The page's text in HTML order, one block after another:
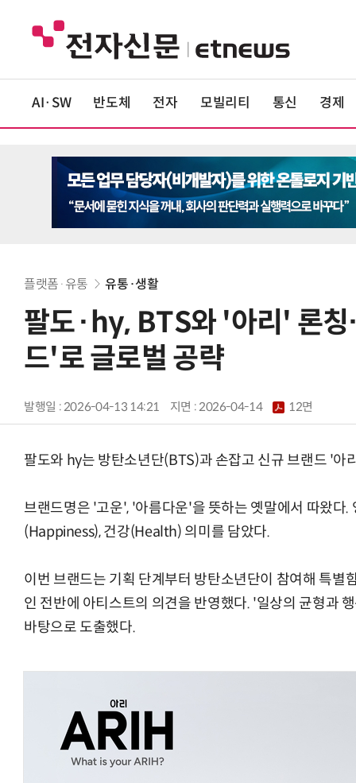
AI·SW 반도체 전자 모빌리티 통신 경제
플랫폼·유통 유통·생활
팔도·hy, BTS와 '아리' 론
드'로 글로벌 공략
발행일 : 2026-04-13 14:21 지면 :2026-04-14 12면
팔도와 hy는 방탄소년단(BTS)과 손잡고 신규 브랜드 '아
브랜드명은 '고운', '아름다운'을 뜻하는 옛말에서 따왔
(Happiness), 건강(Health) 의미를 담았다.
이번 브랜드는 기획 단계부터 방탄소년단이 참여해 특별
인 전반에 아티스트의 의견을 반영했다. '일상의 균형과
바탕으로 도출했다.